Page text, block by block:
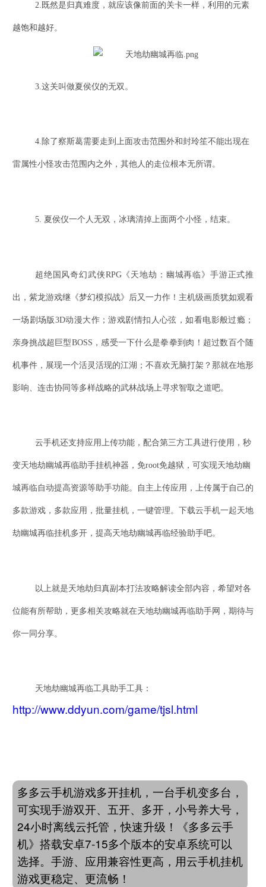
2.既然是归真难度，就应该像前面的关卡一样，利用的元素
越饱和越好。
3.这关叫做夏侯仪的无双。
4.除了察斯葛需要走到上面攻击范围外和封玲笙不能出现在
雷属性小怪攻击范围内之外，其他人的走位根本无所谓。
5. 夏侯仪一个人无双，冰璃清掉上面两个小怪，结束。
超绝国风奇幻武侠RPG《天地劫：幽城再临》手游正式推
出，紫龙游戏继《梦幻模拟战》后又一力作！主机级画质犹如观看
一场剧场版3D动漫大作；游戏剧情扣人心弦，如看电影般过瘾；
亲身挑战超巨型BOSS，感受一下什么是拳拳到肉！超过数百个随
机事件，展现一个活灵活现的江湖；不喜欢无脑打架？那就在地形
影响、连击协同等多样战略的武林战场上寻求智取之道吧。
云手机还支持应用上传功能，配合第三方工具进行使用，秒
变天地劫幽城再临助手挂机神器，免root免越狱，可实现天地劫幽
城再临 自动提高资源等助手功能。自主上传应用，上传属于自己的
多款游戏，多款应用，批量挂机，一键管理。下载云手机一起天地
劫幽城再临挂机多开，提高天地劫幽城再临经验助手吧。
以上就是天地劫归真副本打法攻略解读全部内容，希望对各
位能有所帮助，更多相关攻略就在天地劫幽城再临助手网，期待与
你一同分享。
天地劫幽城再临工具助手工具：
http://www.ddyun.com/game/tjsl.html
多多云手机游戏多开挂机，一台手机变多台，
可实现手游双开、五开、多开，小号养大号，
24小时离线云托管，快速升级！《多多云手
机》搭载安卓7-15多个版本的安卓系统可以
选择。手游、应用兼容性更高，用云手机挂机
游戏更稳定、更流畅！